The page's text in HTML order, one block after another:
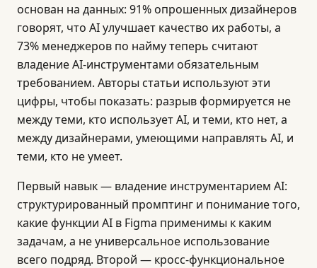
основан на данных: 91% опрошенных дизайнеров
говорят, что AI улучшает качество их работы, а
73% менеджеров по найму теперь считают
владение AI-инструментами обязательным
требованием. Авторы статьи используют эти
цифры, чтобы показать: разрыв формируется не
между теми, кто использует AI, и теми, кто нет, а
между дизайнерами, умеющими направлять AI, и
теми, кто не умеет.
Первый навык — владение инструментарием AI:
структурированный промптинг и понимание того,
какие функции AI в Figma применимы к каким
задачам, а не универсальное использование
всего подряд. Второй — кросс-функциональное